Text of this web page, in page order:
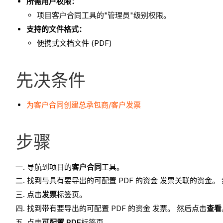
项目客户合同工具的"管理员"级别权限。
支持的文件格式：
便携式文档文件 (PDF)
先决条件
为客户合同创建总承包商/客户发票
步骤
导航到项目的客户合同工具。
找到与具有要导出的可配置 PDF 的资金 发票关联的资金。
点击发票标签页。
找到带有要导出的可配置 PDF 的资金 发票。 然后点击查看